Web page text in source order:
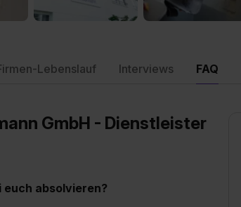
Lebenslauf Interviews FAQ
GmbH - Dienstleister
euch absolvieren?